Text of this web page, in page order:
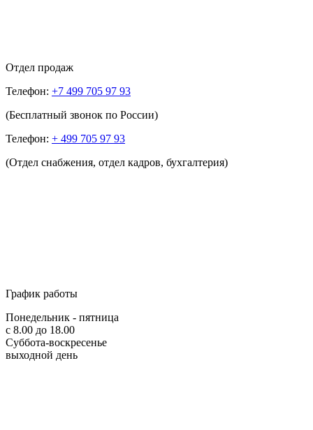
Отдел продаж
Телефон: +7 499 705 97 93
(Бесплатный звонок по России)
Телефон: + 499 705 97 93
(Отдел снабжения, отдел кадров, бухгалтерия)
График работы
Понедельник - пятница
с 8.00 до 18.00
Суббота-воскресенье
выходной день